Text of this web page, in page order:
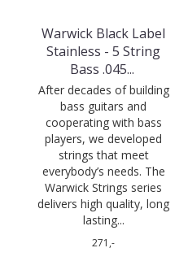
Warwick Black Label
Stainless - 5 String
Bass .045...
After decades of building
bass guitars and
cooperating with bass
players, we developed
strings that meet
everybody’s needs. The
Warwick Strings series
delivers high quality, long
lasting...
271,-